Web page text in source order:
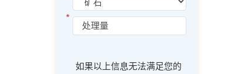
*
如果以上信息无法满足您的